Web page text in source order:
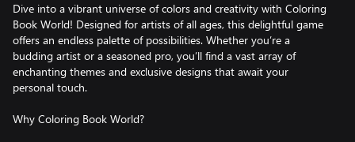
Dive into a vibrant universe of colors and creativity with Coloring
Book World! Designed for artists of all ages, this delightful game
offers an endless palette of possibilities. Whether you’re a
budding artist or a seasoned pro, you’ll find a vast array of
enchanting themes and exclusive designs that await your
personal touch.
Why Coloring Book World?